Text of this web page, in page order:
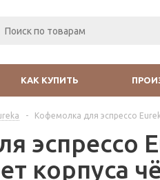
КАК КУПИТЬ
- Кофемолка для эспрессо
эспрессо
корпуса